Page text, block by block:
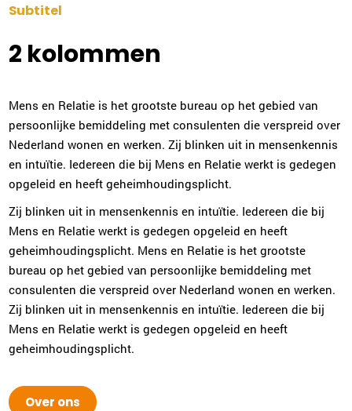
Subtitel
2 kolommen
Mens en Relatie is het grootste bureau op het gebied van
persoonlijke bemiddeling met consulenten die verspreid over
Nederland wonen en werken. Zij blinken uit in mensenkennis
en intuïtie. Iedereen die bij Mens en Relatie werkt is gedegen
opgeleid en heeft geheimhoudingsplicht.
Zij blinken uit in mensenkennis en intuïtie. Iedereen die bij
Mens en Relatie werkt is gedegen opgeleid en heeft
geheimhoudingsplicht. Mens en Relatie is het grootste
bureau op het gebied van persoonlijke bemiddeling met
consulenten die verspreid over Nederland wonen en werken.
Zij blinken uit in mensenkennis en intuïtie. Iedereen die bij
Mens en Relatie werkt is gedegen opgeleid en heeft
geheimhoudingsplicht.
Over ons